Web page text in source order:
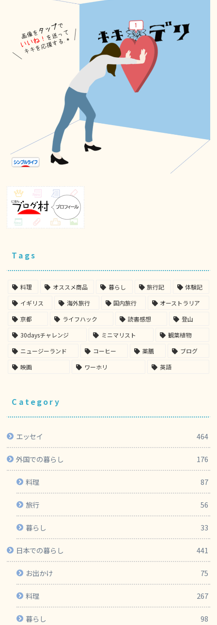
Tags
料理 オススメ商品 暮らし 旅行記
体験記
イギリス
海外旅行 国内旅行
オーストラリア
京都
ライフハック 読書感想
登山
30daysチャレンジ
ミニマリスト
観葉植物
ニュージーランド
コーヒー 薬膳
ブログ
映画
ワーホリ 英語
Category
エッセイ 464
外国での暮らし 176
料理 87
旅行 56
暮らし 33
日本での暮らし 441
お出かけ 75
料理 267
暮らし 98